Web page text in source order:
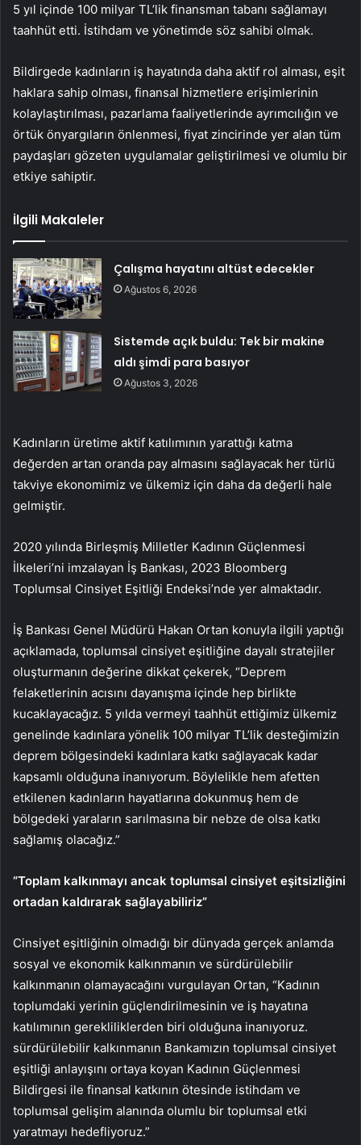
5 yıl içinde 100 milyar TL’lik finansman tabanı sağlamayı
taahhüt etti. İstihdam ve yönetimde söz sahibi olmak.
Bildirgede kadınların iş hayatında daha aktif rol alması, eşit
haklara sahip olması, finansal hizmetlere erişimlerinin
kolaylaştırılması, pazarlama faaliyetlerinde ayrımcılığın ve
örtük önyargıların önlenmesi, fiyat zincirinde yer alan tüm
paydaşları gözeten uygulamalar geliştirilmesi ve olumlu bir
etkiye sahiptir.
İlgili Makaleler
Çalışma hayatını altüst edecekler
Ağustos 6, 2026
Sistemde açık buldu: Tek bir makine
aldı şimdi para basıyor
Ağustos 3, 2026
Kadınların üretime aktif katılımının yarattığı katma
değerden artan oranda pay almasını sağlayacak her türlü
takviye ekonomimiz ve ülkemiz için daha da değerli hale
gelmiştir.
2020 yılında Birleşmiş Milletler Kadının Güçlenmesi
İlkeleri’ni imzalayan İş Bankası, 2023 Bloomberg
Toplumsal Cinsiyet Eşitliği Endeksi’nde yer almaktadır.
İş Bankası Genel Müdürü Hakan Ortan konuyla ilgili yaptığı
açıklamada, toplumsal cinsiyet eşitliğine dayalı stratejiler
oluşturmanın değerine dikkat çekerek, “Deprem
felaketlerinin acısını dayanışma içinde hep birlikte
kucaklayacağız. 5 yılda vermeyi taahhüt ettiğimiz ülkemiz
genelinde kadınlara yönelik 100 milyar TL’lik desteğimizin
deprem bölgesindeki kadınlara katkı sağlayacak kadar
kapsamlı olduğuna inanıyorum. Böylelikle hem afetten
etkilenen kadınların hayatlarına dokunmuş hem de
bölgedeki yaraların sarılmasına bir nebze de olsa katkı
sağlamış olacağız.”
“Toplam kalkınmayı ancak toplumsal cinsiyet eşitsizliğini
ortadan kaldırarak sağlayabiliriz”
Cinsiyet eşitliğinin olmadığı bir dünyada gerçek anlamda
sosyal ve ekonomik kalkınmanın ve sürdürülebilir
kalkınmanın olamayacağını vurgulayan Ortan, “Kadının
toplumdaki yerinin güçlendirilmesinin ve iş hayatına
katılımının gerekliliklerden biri olduğuna inanıyoruz.
sürdürülebilir kalkınmanın Bankamızın toplumsal cinsiyet
eşitliği anlayışını ortaya koyan Kadının Güçlenmesi
Bildirgesi ile finansal katkının ötesinde istihdam ve
toplumsal gelişim alanında olumlu bir toplumsal etki
yaratmayı hedefliyoruz.”